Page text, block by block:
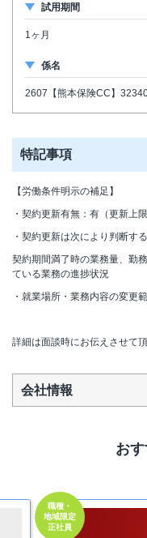
試用期間
1ヶ月
係名
2607【熊本保険CC】
特記事項
【労働条件明示の補足】
・契約更新有無：有（更新上
・契約更新は次により判断する
契約期間満了時の業務量、勤
ている業務の進捗状況
・就業場所・業務内容の変更
詳細は面談時にお伝えさせて頂
会社情報
お
職種・
地域限定
正社員